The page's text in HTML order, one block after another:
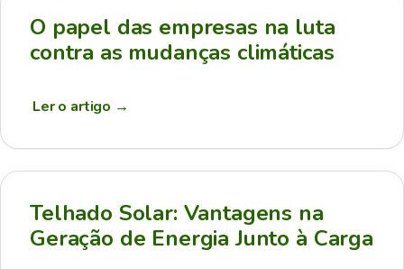
O papel das empresas na luta
contra as mudanças climáticas
Ler o artigo →
Telhado Solar: Vantagens na
Geração de Energia Junto à Carga